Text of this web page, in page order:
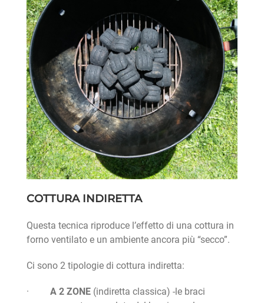
COTTURA INDIRETTA
Questa tecnica riproduce l’effetto di una cottura in
forno ventilato e un ambiente ancora più “secco”.
Ci sono 2 tipologie di cottura indiretta:
· A 2 ZONE(indiretta classica) -le braci